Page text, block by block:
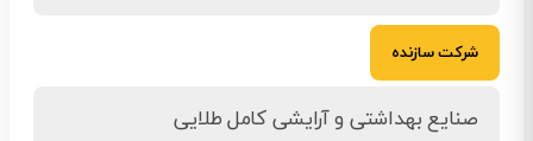
شرکت سازنده
صنایع بهداشتی و آرایشی کامل طلایی